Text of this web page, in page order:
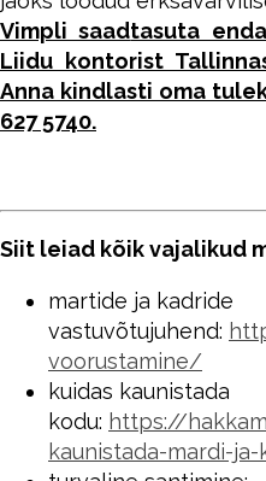
Vimpli saadtasuta
Liidu kontorist
Anna kindlasti oma
627 5740.
Siit leiad kõik vajalikud
martide ja kadride
vastuvõtujuhend:
voorustamine/
kuidas kaunistada
kodu: https://
kaunistada-mardi-